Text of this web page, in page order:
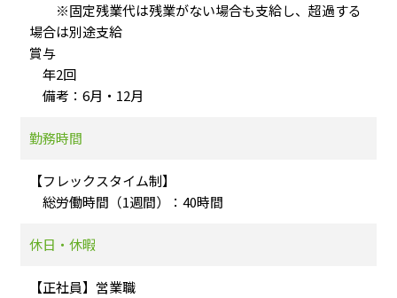
※固定残業代は残業がない場合も支給し、超過する
場合は別途支給
賞与
年2回
備考：6月・12月
勤務時間
【フレックスタイム制】
総労働時間（1週間）：40時間
休日・休暇
【正社員】営業職